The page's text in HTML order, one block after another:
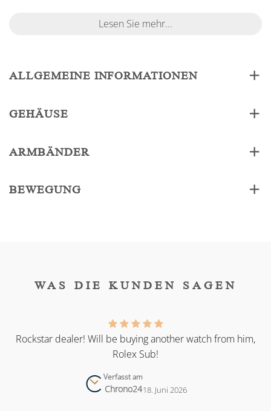
Lesen Sie mehr...
ALLGEMEINE INFORMATIONEN
GEHÄUSE
ARMBÄNDER
BEWEGUNG
WAS DIE KUNDEN SAGEN
Rockstar dealer! Will be buying another watch from him,
Rolex Sub!
Verfasst am
Chrono2418. Juni 2026